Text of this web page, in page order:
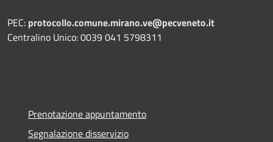
PEC: protocollo.comune.mirano.ve@pecveneto.it
Centralino Unico: 0039 041 5798311
Prenotazione appuntamento
Segnalazione disservizio